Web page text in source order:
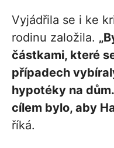
Vyjádřila se i ke
rodinu založila.
částkami, které
případech
hypotéky na
cílem bylo, aby
říká.